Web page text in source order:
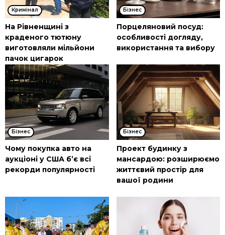
Кримінал
На Рівненщині з
краденого тютюну
виготовляли мільйони
пачок цигарок
Бізнес
Порцеляновий посуд:
особливості догляду,
використання та вибору
Бізнес
Чому покупка авто на
аукціоні у США б’є всі
рекорди популярності
Бізнес
Проект будинку з
мансардою: розширюємо
життєвий простір для
вашої родини